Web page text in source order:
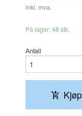
inkl. mva.
På lager: 48 stk.
Antall
Kjøp